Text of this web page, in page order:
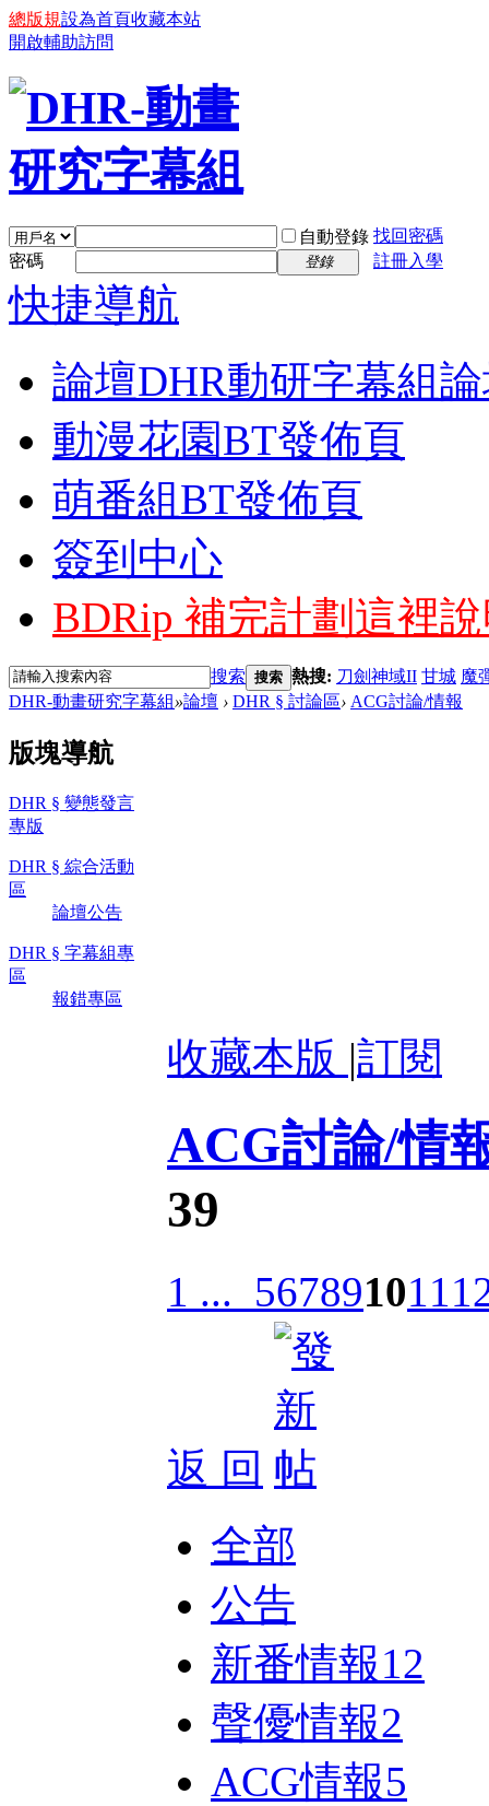
總版規設為首頁收藏本站
開啟輔助訪問
自動登錄 找回密碼
密碼
登錄 註冊入學
快捷導航
論壇DHR動研字幕組
動漫花園BT發佈頁
萌番組BT發佈頁
簽到中心
BDRip 補完計劃 這裡
搜索 搜索 熱搜: 刀劍神域II 甘城 魔
DHR-動畫研究字幕組»論壇 › DHR § 討論區› ACG討論/情報
版塊導航
DHR § 變態發言
專版
DHR § 綜合活動
區
論壇公告
DHR § 字幕組專
區
報錯專區
收藏本版 |訂閱
ACG討論/情
39
1 ... 567891011
返 回
全部
公告
新番情報12
聲優情報2
ACG情報5